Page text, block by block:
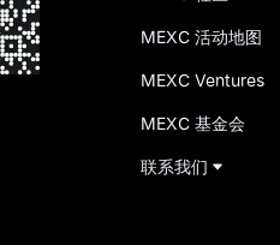
MEXC 活动地图
MEXC Ventures
MEXC 基金会
联系我们